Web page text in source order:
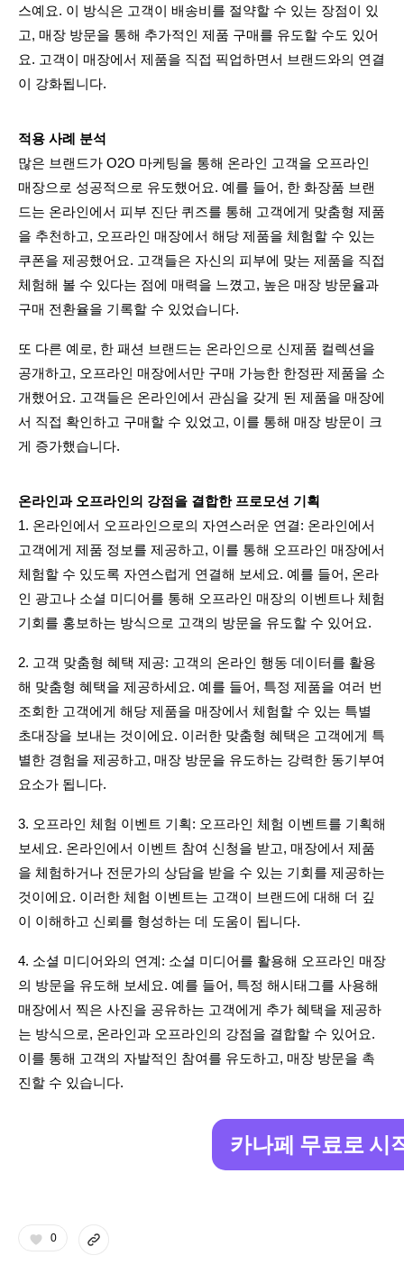
스예요. 이 방식은 고객이 배송비를 절약할 수 있는 장점이 있
고, 매장 방문을 통해 추가적인 제품 구매를 유도할 수도 있어
요. 고객이 매장에서 제품을 직접 픽업하면서 브랜드와의 연결
이 강화됩니다.
적용 사례 분석
많은 브랜드가 O2O 마케팅을 통해 온라인 고객을 오프라인
매장으로 성공적으로 유도했어요. 예를 들어, 한 화장품 브랜
드는 온라인에서 피부 진단 퀴즈를 통해 고객에게 맞춤형 제품
을 추천하고, 오프라인 매장에서 해당 제품을 체험할 수 있는
쿠폰을 제공했어요. 고객들은 자신의 피부에 맞는 제품을 직접
체험해 볼 수 있다는 점에 매력을 느꼈고, 높은 매장 방문율과
구매 전환율을 기록할 수 있었습니다.
또 다른 예로, 한 패션 브랜드는 온라인으로 신제품 컬렉션을
공개하고, 오프라인 매장에서만 구매 가능한 한정판 제품을 소
개했어요. 고객들은 온라인에서 관심을 갖게 된 제품을 매장에
서 직접 확인하고 구매할 수 있었고, 이를 통해 매장 방문이 크
게 증가했습니다.
온라인과 오프라인의 강점을 결합한 프로모션 기획
1. 온라인에서 오프라인으로의 자연스러운 연결: 온라인에서
고객에게 제품 정보를 제공하고, 이를 통해 오프라인 매장에서
체험할 수 있도록 자연스럽게 연결해 보세요. 예를 들어, 온라
인 광고나 소셜 미디어를 통해 오프라인 매장의 이벤트나 체험
기회를 홍보하는 방식으로 고객의 방문을 유도할 수 있어요.
2. 고객 맞춤형 혜택 제공: 고객의 온라인 행동 데이터를 활용
해 맞춤형 혜택을 제공하세요. 예를 들어, 특정 제품을 여러 번
조회한 고객에게 해당 제품을 매장에서 체험할 수 있는 특별
초대장을 보내는 것이에요. 이러한 맞춤형 혜택은 고객에게 특
별한 경험을 제공하고, 매장 방문을 유도하는 강력한 동기부여
요소가 됩니다.
3. 오프라인 체험 이벤트 기획: 오프라인 체험 이벤트를 기획해
보세요. 온라인에서 이벤트 참여 신청을 받고, 매장에서 제품
을 체험하거나 전문가의 상담을 받을 수 있는 기회를 제공하는
것이에요. 이러한 체험 이벤트는 고객이 브랜드에 대해 더 깊
이 이해하고 신뢰를 형성하는 데 도움이 됩니다.
4. 소셜 미디어와의 연계: 소셜 미디어를 활용해 오프라인 매장
의 방문을 유도해 보세요. 예를 들어, 특정 해시태그를 사용해
매장에서 찍은 사진을 공유하는 고객에게 추가 혜택을 제공하
는 방식으로, 온라인과 오프라인의 강점을 결합할 수 있어요.
이를 통해 고객의 자발적인 참여를 유도하고, 매장 방문을 촉
진할 수 있습니다.
카나페 무료로 시
0